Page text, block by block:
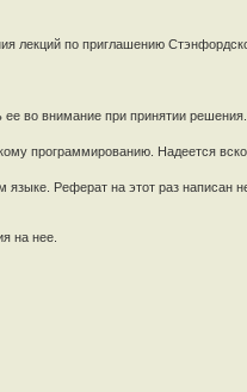
лекций по приглашению
во внимание при принятии решения.
программированию. Надеется
Реферат на этот раз
на нее.